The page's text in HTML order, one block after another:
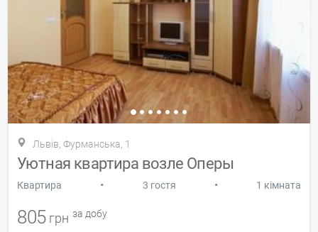
Львів, Фурманська, 1
Уютная квартира возле Оперы
Квартира • 3 гостя • 1 кімната
805 грн за добу